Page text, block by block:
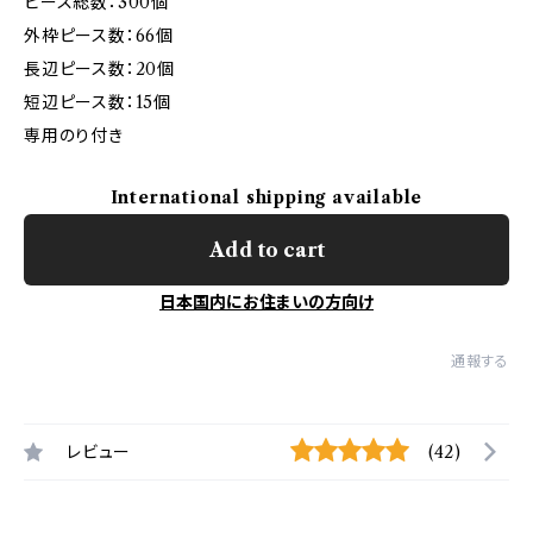
外枠ピース数：66個
長辺ピース数：20個
短辺ピース数：15個
専用のり付き
International shipping available
Add to cart
日本国内にお住まいの方向け
通報する
レビュー (42)